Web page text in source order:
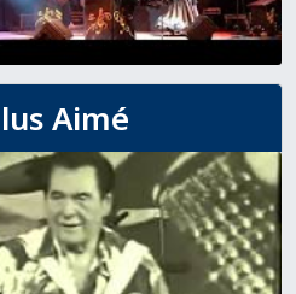
Aimé